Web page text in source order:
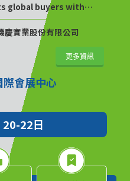
global buyers with
慶實業股份有限公司
更多資訊
際會展中心
22日